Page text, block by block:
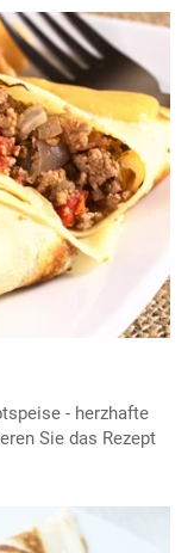
- herzhafte
Sie das Rezept